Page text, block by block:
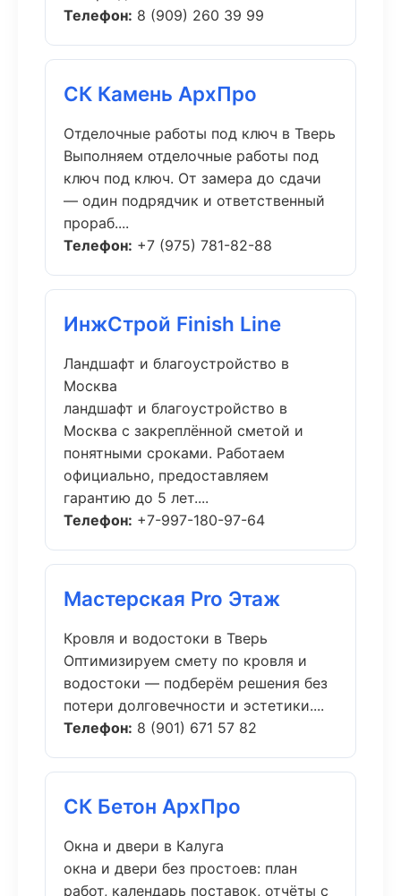
Телефон: 8 (909) 260 39 99
СК Камень АрхПро
Отделочные работы под ключ в Тверь
Выполняем отделочные работы под
ключ под ключ. От замера до сдачи
— один подрядчик и ответственный
прораб....
Телефон: +7 (975) 781-82-88
ИнжСтрой Finish Line
Ландшафт и благоустройство в
Москва
ландшафт и благоустройство в
Москва с закреплённой сметой и
понятными сроками. Работаем
официально, предоставляем
гарантию до 5 лет....
Телефон: +7-997-180-97-64
Мастерская Pro Этаж
Кровля и водостоки в Тверь
Оптимизируем смету по кровля и
водостоки — подберём решения без
потери долговечности и эстетики....
Телефон: 8 (901) 671 57 82
СК Бетон АрхПро
Окна и двери в Калуга
окна и двери без простоев: план
работ, календарь поставок, отчёты с